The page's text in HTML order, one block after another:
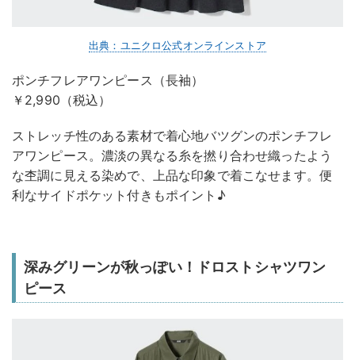
出典：ユニクロ公式オンラインストア
ポンチフレアワンピース（長袖）
￥2,990（税込）
ストレッチ性のある素材で着心地バツグンのポンチフレ
アワンピース。濃淡の異なる糸を撚り合わせ織ったよう
な杢調に見える染めで、上品な印象で着こなせます。便
利なサイドポケット付きもポイント♪
深みグリーンが秋っぽい！ドロストシャツワン
ピース